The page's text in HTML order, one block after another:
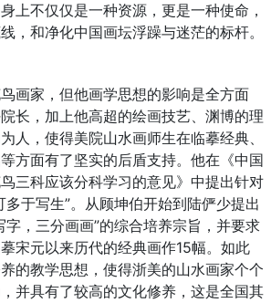
上不仅仅是一种资源，更是一种使命，
，和净化中国画坛浮躁与迷茫的标杆。
家，但他画学思想的影响是全方面
长，加上他高超的绘画技艺、渊博的理
人，使得美院山水画师生在临摹经典、
方面有了坚实的后盾支持。他在《中国
三科应该分科学习的意见》中提出针对
多于写生”。从顾坤伯开始到陆俨少提出
字，三分画画”的综合培养宗旨，并要求
宋元以来历代的经典画作15幅。如此
的教学思想，使得浙美的山水画家个个
并具有了较高的文化修养，这是全国其